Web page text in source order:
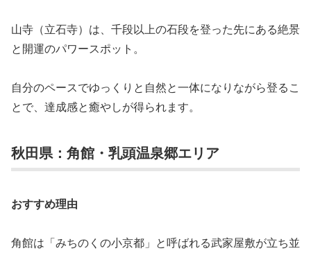
山寺（立石寺）は、千段以上の石段を登った先にある絶景
と開運のパワースポット。
自分のペースでゆっくりと自然と一体になりながら登るこ
とで、達成感と癒やしが得られます。
秋田県：角館・乳頭温泉郷エリア
おすすめ理由
角館は「みちのくの小京都」と呼ばれる武家屋敷が立ち並